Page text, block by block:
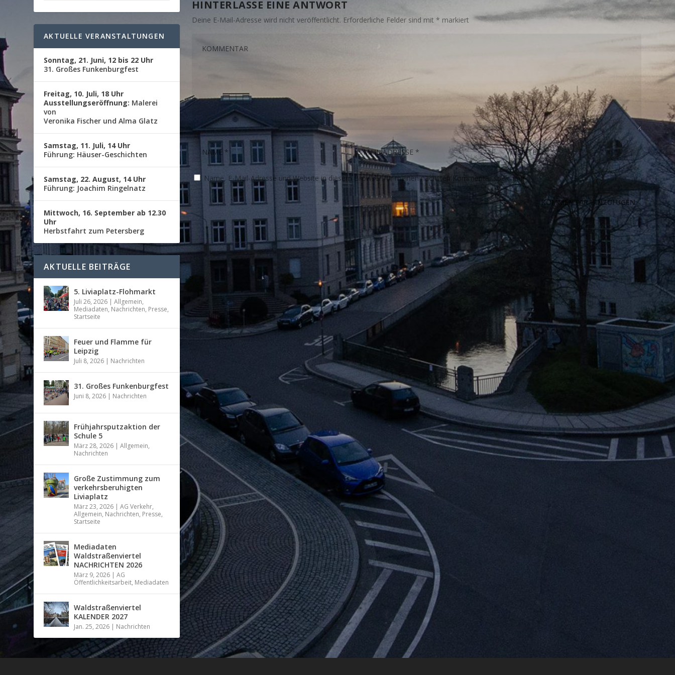
HINTERLASSE EINE ANTWORT
Deine E-Mail-Adresse wird nicht veröffentlicht. Erforderliche Felder sind mit * markiert
Name, E-Mail-Adresse und Website in diesem Browser für meinen nächsten Kommentar speichern.
AKTUELLE VERANSTALTUNGEN
Sonntag, 21. Juni, 12 bis 22 Uhr
31. Großes Funkenburgfest
Freitag, 10. Juli, 18 Uhr
Ausstellungseröffnung: Malerei
von
Veronika Fischer und Alma Glatz
Samstag, 11. Juli, 14 Uhr
Führung: Häuser-Geschichten
Samstag, 22. August, 14 Uhr
Führung: Joachim Ringelnatz
Mittwoch, 16. September ab 12.30
Uhr
Herbstfahrt zum Petersberg
AKTUELLE BEITRÄGE
5. Liviaplatz-Flohmarkt
Juli 26, 2026 |Allgemein,
Mediadaten, Nachrichten, Presse,
Startseite
Feuer und Flamme für
Leipzig
Juli 8, 2026 | Nachrichten
31. Großes Funkenburgfest
Juni 8, 2026 | Nachrichten
Frühjahrsputzaktion der
Schule 5
März 28, 2026 |Allgemein,
Nachrichten
Große Zustimmung zum
verkehrsberuhigten
Liviaplatz
März 23, 2026 |AG Verkehr,
Allgemein, Nachrichten, Presse,
Startseite
Mediadaten
Waldstraßenviertel
NACHRICHTEN 2026
März 9, 2026 |AG
Öffentlichkeitsarbeit, Mediadaten
Waldstraßenviertel
KALENDER 2027
Jan. 25, 2026 | Nachrichten